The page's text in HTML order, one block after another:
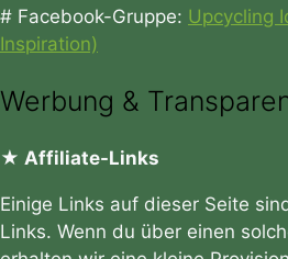
# Facebook-Gruppe: Upcycling
Inspiration)
Werbung &
★ Affiliate-Links
Einige Links auf dieser Seite
Links. Wenn du über einen